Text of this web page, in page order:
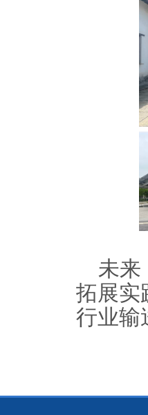
未来
拓展实
行业输